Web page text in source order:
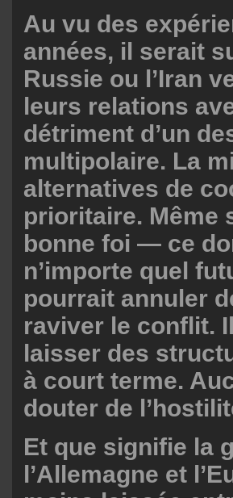
Au vu des
années, il serait
Russie ou l’Iran
leurs relations
détriment d’un
multipolaire. La
alternatives de
prioritaire. Même
bonne foi — ce
n’importe quel
pourrait annuler
raviver le conflit.
laisser des
à court terme.
douter de
Et que signifie la
l’Allemagne et